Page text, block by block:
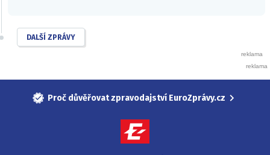
DALŠÍ ZPRÁVY
Proč důvěřovat zpravodajství EuroZprávy.cz